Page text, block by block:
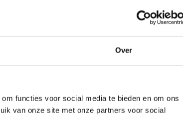
Over
functies voor social media te bieden en om ons
van onze site met onze partners voor social
Emmegi